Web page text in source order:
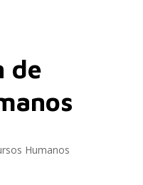
de
Humanos